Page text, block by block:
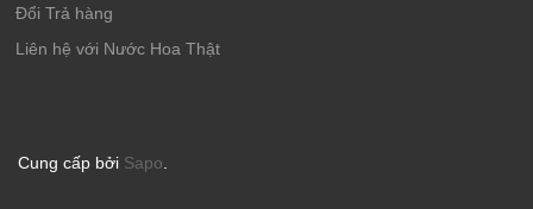
Đổi Trả hàng
Liên hệ với Nước Hoa Thật
Cung cấp bởi Sapo.